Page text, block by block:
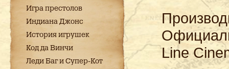
Игра престолов
Индиана Джонс
История игрушек
Код да Винчи
Леди Баг и Супер-Кот
Line